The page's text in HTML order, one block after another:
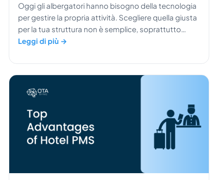
Oggi gli albergatori hanno bisogno della tecnologia
per gestire la propria attività. Scegliere quella giusta
per la tua struttura non è semplice, soprattutto
senza le competenze adeguate. Probabilmente
quali sono le differenze principali tra queste due
soluzioni? La tua struttura ricettiva può funzionare
con una sola delle due? Ti serviranno entrambe, o
anche altro? […]
Leggi di più →